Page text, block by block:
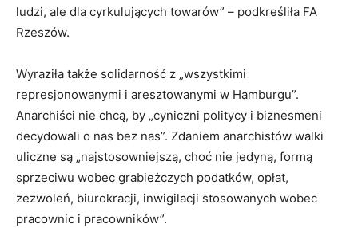
ludzi, ale dla cyrkulujących towarów” – podkreśliła FA
Rzeszów.
Wyraziła także solidarność z „wszystkimi
represjonowanymi i aresztowanymi w Hamburgu”.
Anarchiści nie chcą, by „cyniczni politycy i biznesmeni
decydowali o nas bez nas”. Zdaniem anarchistów walki
uliczne są „najstosowniejszą, choć nie jedyną, formą
sprzeciwu wobec grabieżczych podatków, opłat,
zezwoleń, biurokracji, inwigilacji stosowanych wobec
pracownic i pracowników”.